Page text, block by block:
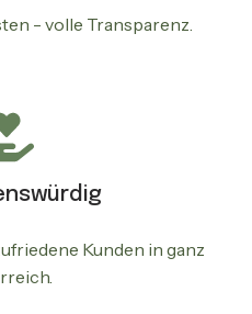
- volle Transparenz.
Kunden in ganz